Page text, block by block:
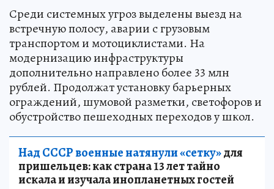
Среди системных угроз выделены выезд на
встречную полосу, аварии с грузовым
транспортом и мотоциклистами. На
модернизацию инфраструктуры
дополнительно направлено более 33 млн
рублей. Продолжат установку барьерных
ограждений, шумовой разметки, светофоров и
обустройство пешеходных переходов у школ.
Над СССР военные натянули «сетку»для
пришельцев: как страна 13 лет тайно
искала и изучала инопланетных гостей